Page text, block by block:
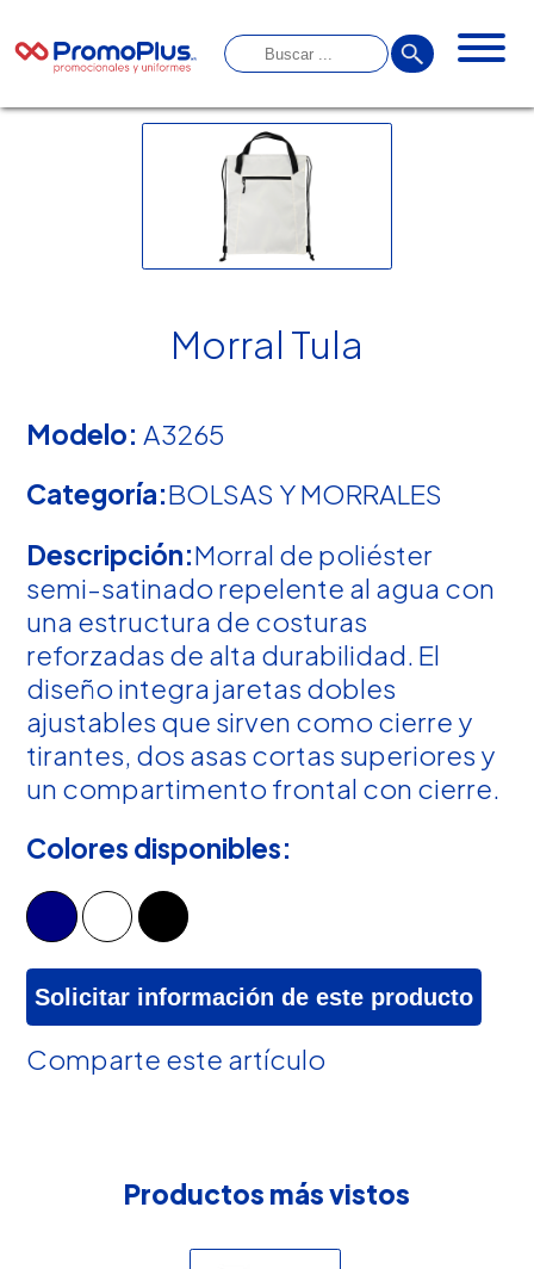
Morral Tula
Modelo: A3265
Categoría:BOLSAS Y MORRALES
Descripción:Morral de poliéster
semi-satinado repelente al agua con
una estructura de costuras
reforzadas de alta durabilidad. El
diseño integra jaretas dobles
ajustables que sirven como cierre y
tirantes, dos asas cortas superiores y
un compartimento frontal con cierre.
Colores disponibles:
Solicitar información de este producto
Comparte este artículo
Productos más vistos